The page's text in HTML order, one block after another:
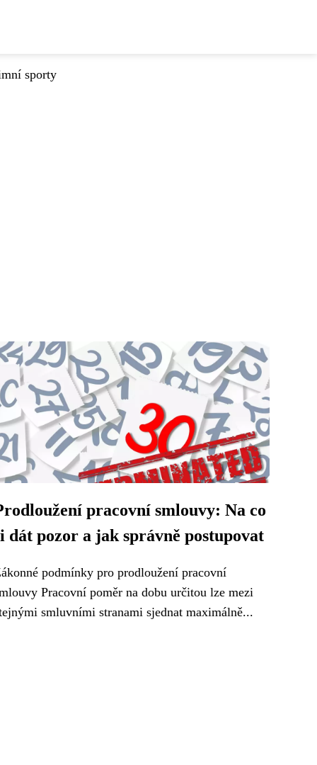
sporty
pracovní smlouvy: Na co
dát pozor a jak správně postupovat
podmínky pro prodloužení pracovní
Pracovní poměr na dobu určitou lze mezi
smluvními stranami sjednat maximálně...